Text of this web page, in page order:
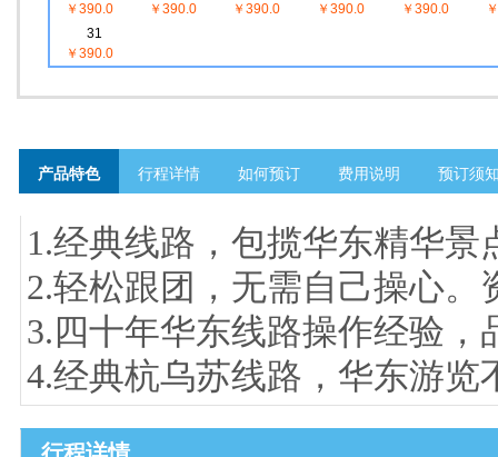
￥390.0
￥390.0
￥390.0
￥390.0
￥390.0
31
￥390.0
产品特色 行程详情 如何预订 费用说明 预订须
1.经典线路，包揽华东精华景
2.轻松跟团，无需自己操心
3.四十年华东线路操作经验，
4.经典杭乌苏线路，华东游